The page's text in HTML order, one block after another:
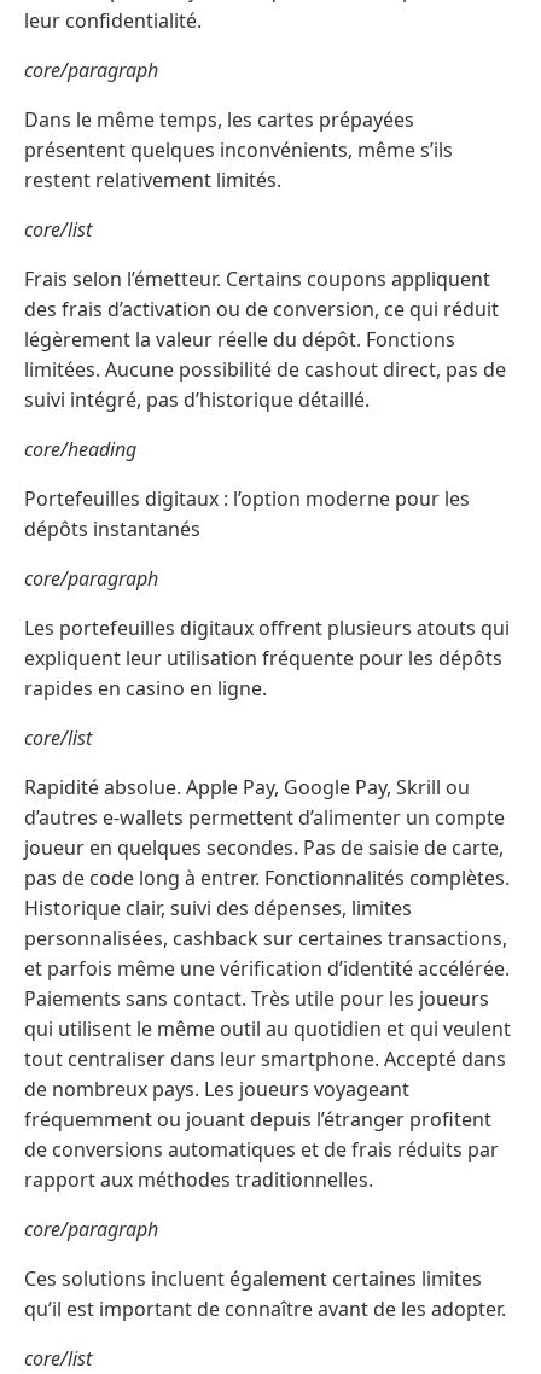
leur confidentialité.
core/paragraph
Dans le même temps, les cartes prépayées
présentent quelques inconvénients, même s’ils
restent relativement limités.
core/list
Frais selon l’émetteur. Certains coupons appliquent
des frais d’activation ou de conversion, ce qui réduit
légèrement la valeur réelle du dépôt. Fonctions
limitées. Aucune possibilité de cashout direct, pas de
suivi intégré, pas d’historique détaillé.
core/heading
Portefeuilles digitaux : l’option moderne pour les
dépôts instantanés
core/paragraph
Les portefeuilles digitaux offrent plusieurs atouts qui
expliquent leur utilisation fréquente pour les dépôts
rapides en casino en ligne.
core/list
Rapidité absolue. Apple Pay, Google Pay, Skrill ou
d’autres e-wallets permettent d’alimenter un compte
joueur en quelques secondes. Pas de saisie de carte,
pas de code long à entrer. Fonctionnalités complètes.
Historique clair, suivi des dépenses, limites
personnalisées, cashback sur certaines transactions,
et parfois même une vérification d’identité accélérée.
Paiements sans contact. Très utile pour les joueurs
qui utilisent le même outil au quotidien et qui veulent
tout centraliser dans leur smartphone. Accepté dans
de nombreux pays. Les joueurs voyageant
fréquemment ou jouant depuis l’étranger profitent
de conversions automatiques et de frais réduits par
rapport aux méthodes traditionnelles.
core/paragraph
Ces solutions incluent également certaines limites
qu’il est important de connaître avant de les adopter.
core/list